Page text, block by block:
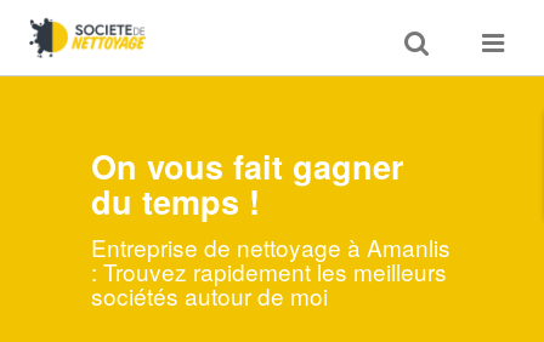
Toggle
search
Toggle
On vous fait gagner
du temps !
Entreprise de nettoyage à Amanlis
: Trouvez rapidement les meilleurs
sociétés autour de moi